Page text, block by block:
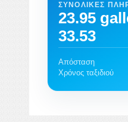
ΣΥΝΟΛΙΚΈΣ
23.95
33.53
Απόσταση
Χρόνος ταξιδιού